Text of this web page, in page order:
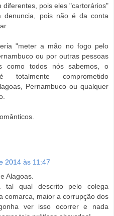
diferentes, pois eles "cartorários"
denuncia, pois não é da conta
"meter a mão no fogo pelo
ou por outras pessoas
como todos nós sabemos, o
totalmente comprometido
Pernambuco ou qualquer
2014 às 11:47
Alagoas.
tal qual descrito pelo colega
comarca, maior a corrupção dos
ver isso ocorrer e nada